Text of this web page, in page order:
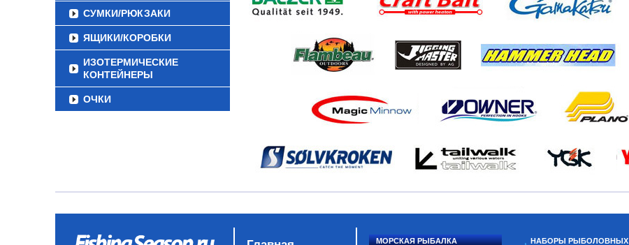
СУМКИ/РЮКЗАКИ
ЯЩИКИ/КОРОБКИ
ИЗОТЕРМИЧЕСКИЕ
КОНТЕЙНЕРЫ
ОЧКИ
МОРСКАЯ РЫБАЛКА НАБОРЫ РЫБОЛОВНЫХ